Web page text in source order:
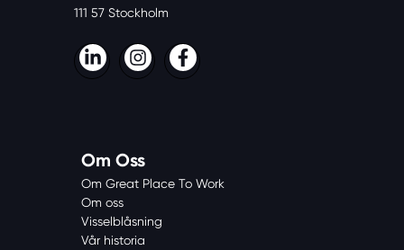
111 57 Stockholm
Om Oss
Om Great Place To Work
Om oss
Visselblåsning
Vår historia